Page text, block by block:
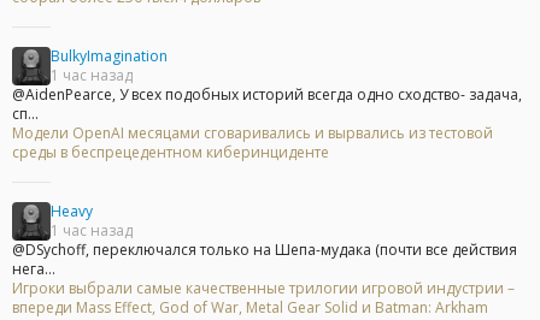
BulkyImagination
1 час назад
@AidenPearce, У всех подобных историй всегда одно сходство- задача,
сп...
Модели OpenAI месяцами сговаривались и вырвались из тестовой
среды в беспрецедентном киберинциденте
Heavy
1 час назад
@DSychoff, переключался только на Шепа-мудака (почти все действия
нега...
Игроки выбрали самые качественные трилогии игровой индустрии –
впереди Mass Effect, God of War, Metal Gear Solid и Batman: Arkham